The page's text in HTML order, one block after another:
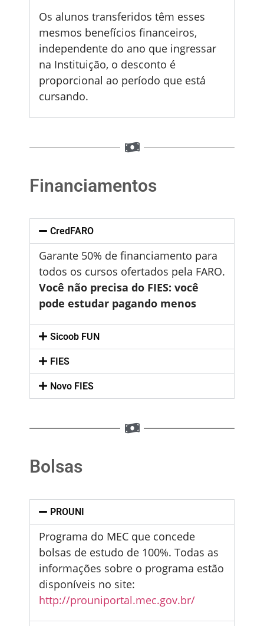
Os alunos transferidos têm esses
mesmos benefícios financeiros,
independente do ano que ingressar
na Instituição, o desconto é
proporcional ao período que está
cursando.
Financiamentos
CredFARO
Garante 50% de financiamento para
todos os cursos ofertados pela FARO.
Você não precisa do FIES: você
pode estudar pagando menos
Sicoob FUN
FIES
Novo FIES
Bolsas
PROUNI
Programa do MEC que concede
bolsas de estudo de 100%. Todas as
informações sobre o programa estão
disponíveis no site:
http://prouniportal.mec.gov.br/